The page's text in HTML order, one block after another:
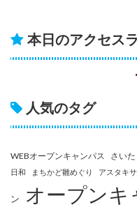
本日のアクセス
人気のタグ
WEBオープンキャンパス さい
日和
まちかど雛めぐり アスタキ
ン オープンキ